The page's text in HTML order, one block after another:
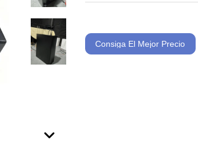
Consiga El Mejor Precio